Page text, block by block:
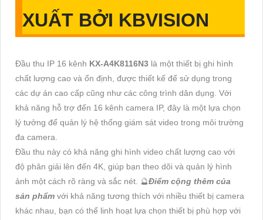
XUẤT BỞI KBVISION
Đầu thu IP 16 kênh KX-A4K8116N3 là một thiết bị ghi hình
chất lượng cao và ổn định, được thiết kế để sử dụng trong
các dự án cao cấp cũng như các công trình dân dụng. Với
khả năng hỗ trợ đến 16 kênh camera IP, đây là một lựa chọn
lý tưởng để quản lý hệ thống giám sát video trong môi trường
đa camera.
Đầu thu này có khả năng ghi hình video chất lượng cao với
độ phân giải lên đến 4K, giúp bạn theo dõi và quản lý hình
ảnh một cách rõ ràng và sắc nét. 🔮Điểm cộng thêm của
sản phẩm với khả năng tương thích với nhiều thiết bị camera
khác nhau, bạn có thể linh hoạt lựa chọn thiết bị phù hợp với